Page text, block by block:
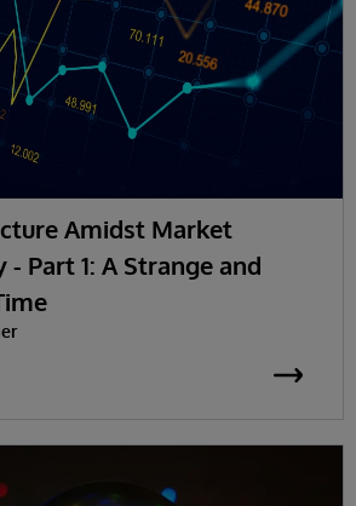
Amidst Market
Part 1: A Strange and